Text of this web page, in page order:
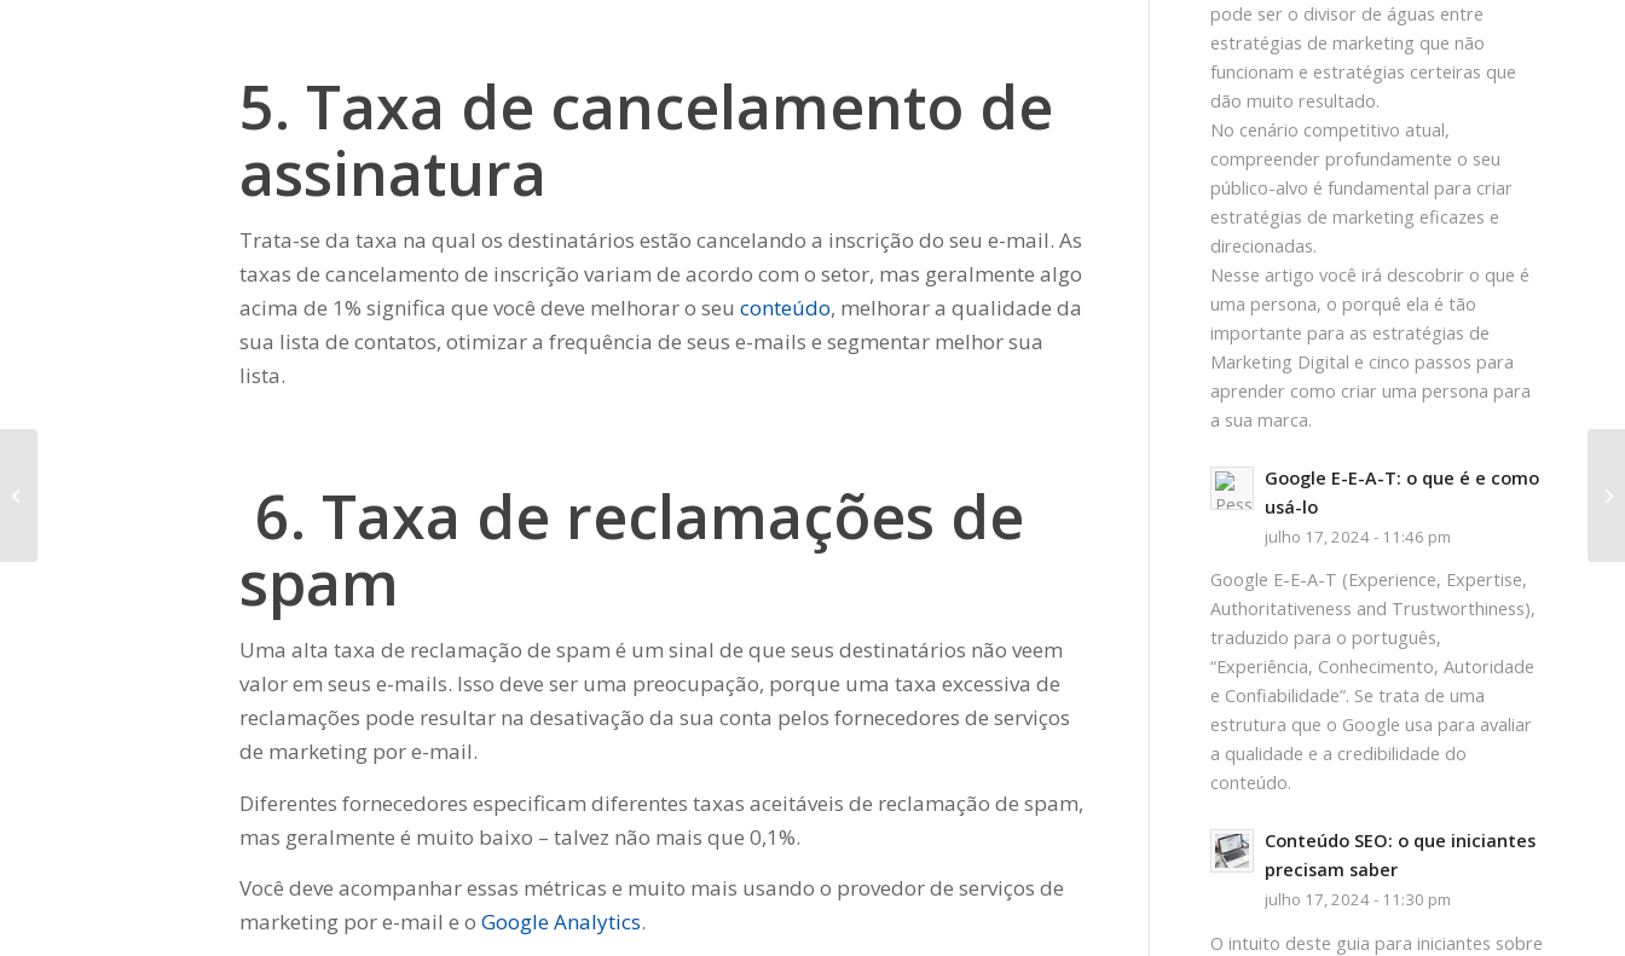
5. Taxa de cancelamento de
assinatura
Trata-se da taxa na qual os destinatários estão cancelando a inscrição do seu e-mail. As
taxas de cancelamento de inscrição variam de acordo com o setor, mas geralmente algo
acima de 1% significa que você deve melhorar o seu conteúdo, melhorar a qualidade da
sua lista de contatos, otimizar a frequência de seus e-mails e segmentar melhor sua
lista.
6. Taxa de reclamações de
spam
Uma alta taxa de reclamação de spam é um sinal de que seus destinatários não veem
valor em seus e-mails. Isso deve ser uma preocupação, porque uma taxa excessiva de
reclamações pode resultar na desativação da sua conta pelos fornecedores de serviços
de marketing por e-mail.
Diferentes fornecedores especificam diferentes taxas aceitáveis ​​de reclamação de spam,
mas geralmente é muito baixo – talvez não mais que 0,1%.
Você deve acompanhar essas métricas e muito mais usando o provedor de serviços de
marketing por e-mail e o Google Analytics.
pode ser o divisor de águas entre
estratégias de marketing que não
funcionam e estratégias certeiras que
dão muito resultado.
No cenário competitivo atual,
compreender profundamente o seu
público-alvo é fundamental para criar
estratégias de marketing eficazes e
direcionadas.
Nesse artigo você irá descobrir o que é
uma persona, o porquê ela é tão
importante para as estratégias de
Marketing Digital e cinco passos para
aprender como criar uma persona para
a sua marca.
Google E-E-A-T: o que é e como
usá-lo
julho 17, 2024 - 11:46 pm
Google E-E-A-T (Experience, Expertise,
Authoritativeness and Trustworthiness),
traduzido para o português,
“Experiência, Conhecimento, Autoridade
e Confiabilidade”. Se trata de uma
estrutura que o Google usa para avaliar
a qualidade e a credibilidade do
conteúdo.
Conteúdo SEO: o que iniciantes
precisam saber
julho 17, 2024 - 11:30 pm
O intuito deste guia para iniciantes sobre